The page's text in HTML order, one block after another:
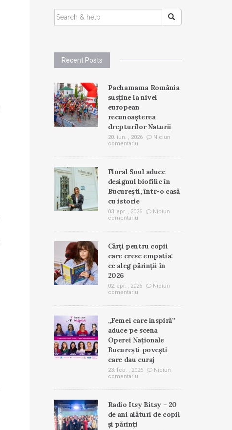
SEARCH
FOR:
Recent Posts
Pachamama România
susține la nivel
european
recunoașterea
drepturilor Naturii
20. iun. , 2026
Niciun
comentariu
Floral Soul aduce
designul biofilic în
București, într-o casă
cu istorie
03. apr. , 2026
Niciun
comentariu
Cărți pentru copii
care cresc empatia:
ce aleg părinții în
2026
02. apr. , 2026
Niciun
comentariu
„Femei care inspiră”
aduce pe scena
Operei Naționale
București povești
care dau curaj
23. feb. , 2026
Niciun
comentariu
Radio Itsy Bitsy – 20
de ani alături de copii
și părinți